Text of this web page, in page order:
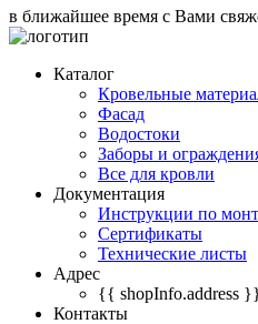
в ближайшее время с Вами
Каталог
Кровельные
Фасад
Водостоки
Заборы и
Все для кровли
Документация
Инструкции по
Сертификаты
Технические листы
Адрес
{{ shopInfo.address
Контакты